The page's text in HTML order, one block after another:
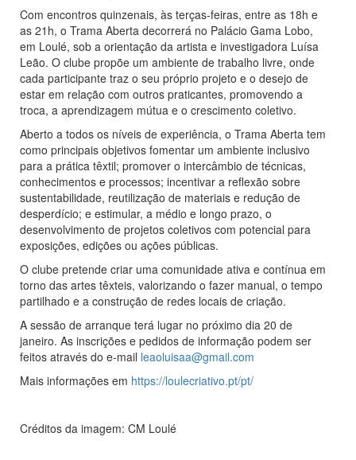
Com encontros quinzenais, às terças-feiras, entre as 18h e
as 21h, o Trama Aberta decorrerá no Palácio Gama Lobo,
em Loulé, sob a orientação da artista e investigadora Luísa
Leão. O clube propõe um ambiente de trabalho livre, onde
cada participante traz o seu próprio projeto e o desejo de
estar em relação com outros praticantes, promovendo a
troca, a aprendizagem mútua e o crescimento coletivo.
Aberto a todos os níveis de experiência, o Trama Aberta tem
como principais objetivos fomentar um ambiente inclusivo
para a prática têxtil; promover o intercâmbio de técnicas,
conhecimentos e processos; incentivar a reflexão sobre
sustentabilidade, reutilização de materiais e redução de
desperdício; e estimular, a médio e longo prazo, o
desenvolvimento de projetos coletivos com potencial para
exposições, edições ou ações públicas.
O clube pretende criar uma comunidade ativa e contínua em
torno das artes têxteis, valorizando o fazer manual, o tempo
partilhado e a construção de redes locais de criação.
A sessão de arranque terá lugar no próximo dia 20 de
janeiro. As inscrições e pedidos de informação podem ser
feitos através do e-mail leaoluisaa@gmail.com
Mais informações em https://loulecriativo.pt/pt/
Créditos da imagem: CM Loulé